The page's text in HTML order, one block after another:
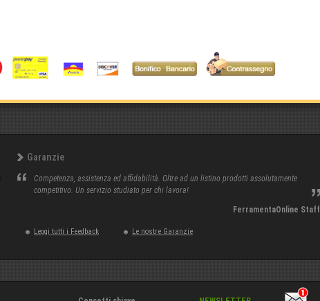
Garanzie
Competenza, assistenza ed affidabilità. Oltre ad un listino prodotti assolutamente
competitivo. Un servizio studiato per chi lavora!
FerramentaOnline Staff
Leggi tutti i Feedback Le nostre Garanzie